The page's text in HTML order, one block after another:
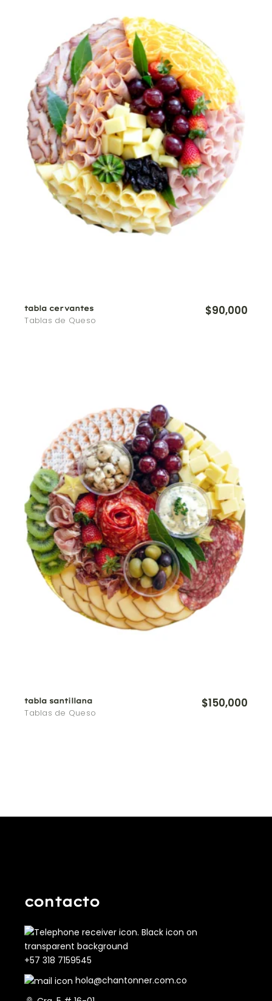
tabla cervantes
Tablas de Queso
$90,000
tabla santillana
Tablas de Queso
$150,000
contacto
+57 318 7159545
hola@chantonner.com.co